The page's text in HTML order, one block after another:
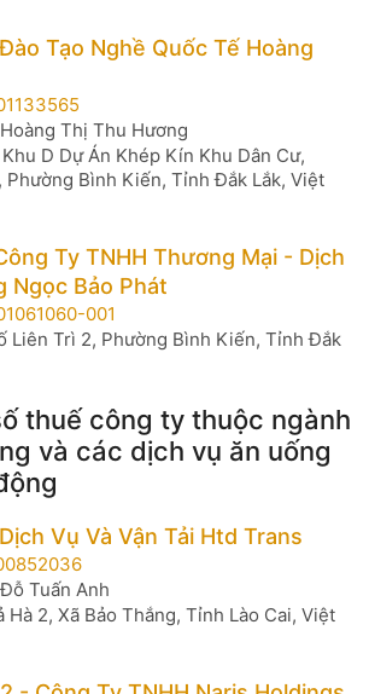
Tạo Nghề Quốc Tế Hoàng
Hoàng Thị Thu Hương
D Dự Án Khép Kín Khu Dân Cư,
Bình Kiến, Tỉnh Đắk Lắk, Việt
Ty TNHH Thương Mại - Dịch
Ngọc Bảo Phát
001
Liên Trì 2, Phường Bình Kiến, Tỉnh Đắk
thuế công ty thuộc ngành
và các dịch vụ ăn uống
Vụ Và Vận Tải Htd Trans
Đỗ Tuấn Anh
Hà 2, Xã Bảo Thắng, Tỉnh Lào Cai, Việt